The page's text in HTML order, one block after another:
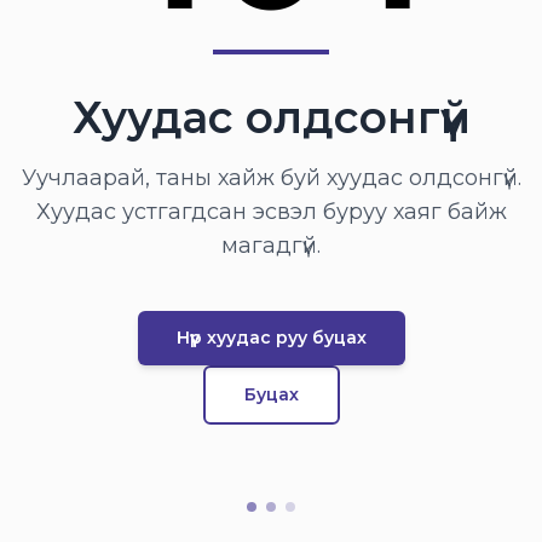
Хуудас олдсонгүй
Уучлаарай, таны хайж буй хуудас олдсонгүй.
Хуудас устгагдсан эсвэл буруу хаяг байж
магадгүй.
Нүүр хуудас руу буцах
Буцах